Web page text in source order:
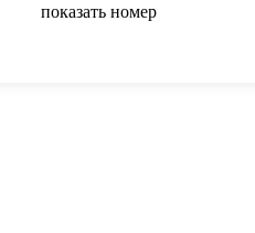
показать номер